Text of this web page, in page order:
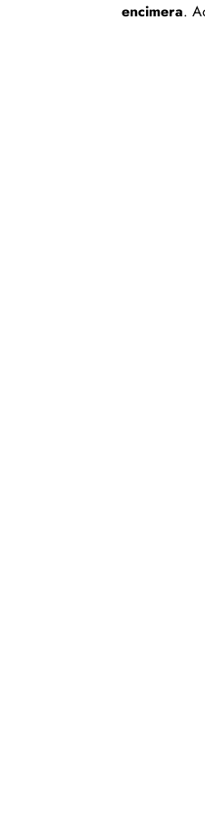
encimera.